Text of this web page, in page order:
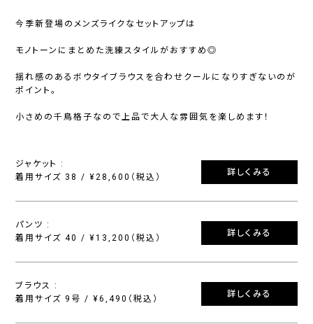
今季新登場のメンズライクなセットアップは
モノトーンにまとめた洗練スタイルがおすすめ◎
揺れ感のあるボウタイブラウスを合わせクールになりすぎないのが
ポイント。
小さめの千鳥格子なので上品で大人な雰囲気を楽しめます！
ジャケット :
着用サイズ 38 / ¥28,600（税込）
詳しくみる
パンツ :
着用サイズ 40 / ¥13,200（税込）
詳しくみる
ブラウス :
着用サイズ 9号 / ¥6,490（税込）
詳しくみる